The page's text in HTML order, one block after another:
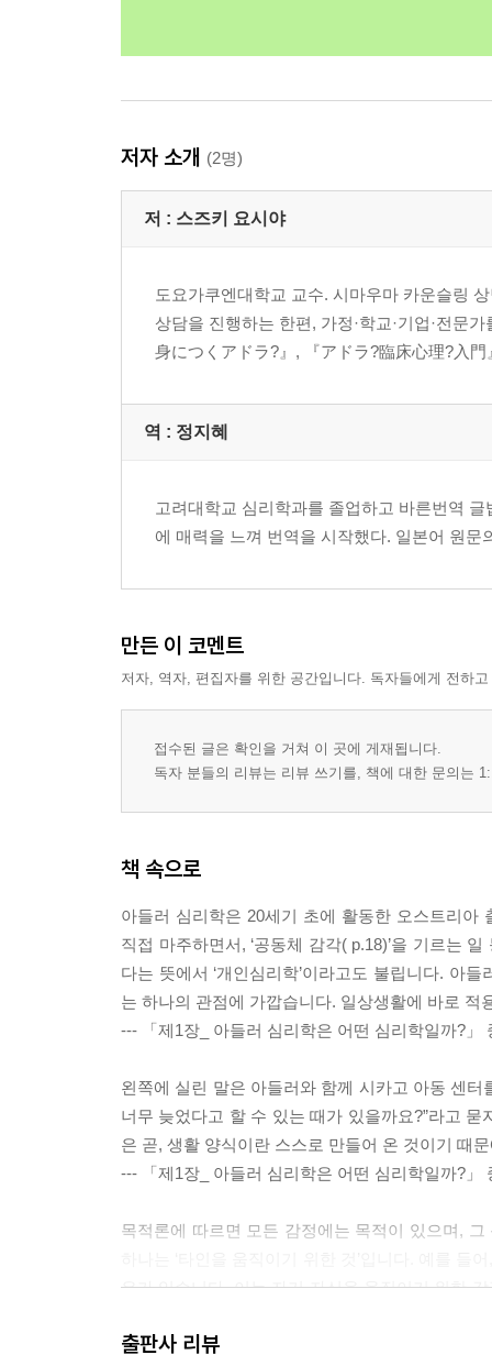
저자 소개 (2명)
저 : 스즈키 요시야
도요가쿠엔대학교 교수. 시마우마 카운슬링
상담을 진행하는 한편, 가정·학교·기업·전문
身につくアドラ?』, 『アドラ?臨床心理?入
역 : 정지혜
고려대학교 심리학과를 졸업하고 바른번역
에 매력을 느껴 번역을 시작했다. 일본어 원
만든 이 코멘트
저자, 역자, 편집자를 위한 공간입니다. 독자들에게 전하
접수된 글은 확인을 거쳐 이 곳에 게재됩니다.
독자 분들의 리뷰는 리뷰 쓰기를, 책에 대한 문의는
책 속으로
아들러 심리학은 20세기 초에 활동한 오스트리
직접 마주하면서, ‘공동체 감각( p.18)’을 기르는
다는 뜻에서 ‘개인심리학’이라고도 불립니다. 아
는 하나의 관점에 가깝습니다. 일상생활에 바로 적
--- 「제1장_ 아들러 심리학은 어떤 심리학일까?」
왼쪽에 실린 말은 아들러와 함께 시카고 아동 센
너무 늦었다고 할 수 있는 때가 있을까요?”라고
은 곧, 생활 양식이란 스스로 만들어 온 것이기 때
--- 「제1장_ 아들러 심리학은 어떤 심리학일까?」
목적론에 따르면 모든 감정에는 목적이 있으며,
우가 있습니다. 이는 자기 자신을 움직이기 위한
--- 「제2장_ 우리의 고민과 아들러 심리학 - 마음
출판사 리뷰